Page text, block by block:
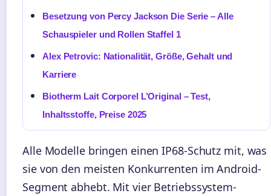
Besetzung von Percy Jackson Die Serie – Alle
Schauspieler und Rollen Staffel 1
Alex Petrovic: Nationalität, Größe, Gehalt und
Karriere
Biotherm Lait Corporel L’Original – Test,
Inhaltsstoffe, Preise 2025
Alle Modelle bringen einen IP68-Schutz mit, was
sie von den meisten Konkurrenten im Android-
Segment abhebt. Mit vier Betriebssystem-